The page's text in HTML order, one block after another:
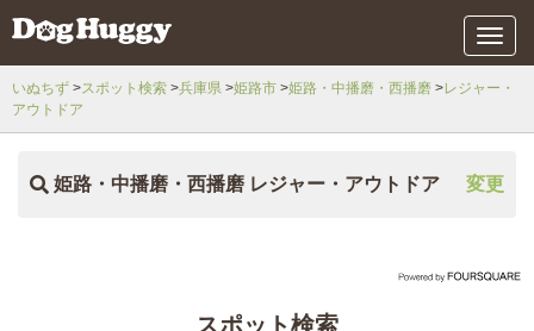
メ
ニ
ュ
いぬちず スポット検索 兵庫県 姫路市 姫路・中播磨・西播磨
レジャー・
アウトドア
姫路・中播磨・西播磨 レジャー・アウトドア 変更
スポット検索